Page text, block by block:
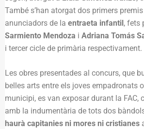
També s’han atorgat dos primers
anunciadors de la entraeta infantil , fets
Sarmiento Mendoza i Adriana Tomás
i tercer cicle de primària respectivament.
Les obres presentades al concurs, que
belles arts entre els joves empadronats
municipi, es van exposar durant la FAC,
amb la indumentària de tots dos
haurà capitanies ni mores ni cristianes